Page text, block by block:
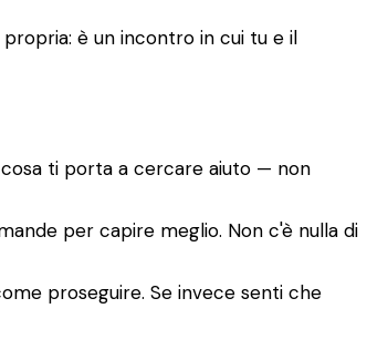
è un incontro in cui tu e il
ti porta a cercare aiuto — non
per capire meglio. Non c'è nulla di
proseguire. Se invece senti che